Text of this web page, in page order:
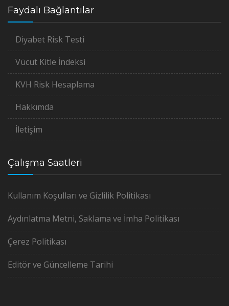
Faydalı Bağlantılar
Diyabet Risk Testi
Vücut Kitle İndeksi
KVH Risk Hesaplama
Hakkımda
İletişim
Çalışma Saatleri
Kullanım Koşulları ve Gizlilik Politikası
Aydınlatma Metni, Saklama ve İmha Politikası
Çerez Politikası
Editör ve Güncelleme Tarihi